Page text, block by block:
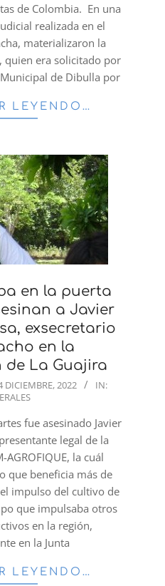
de Colombia. En una
realizada en el
materializaron la
quien era solicitado por
de Dibulla por
LEYENDO…
en la puerta
a Javier
exsecretario
en la
La Guajira
DICIEMBRE, 2022
IN:
fue asesinado Javier
legal de la
AGROFIQUE, la cuál
que beneficia más de
impulso del cultivo de
que impulsaba otros
en la región,
en la Junta
LEYENDO…